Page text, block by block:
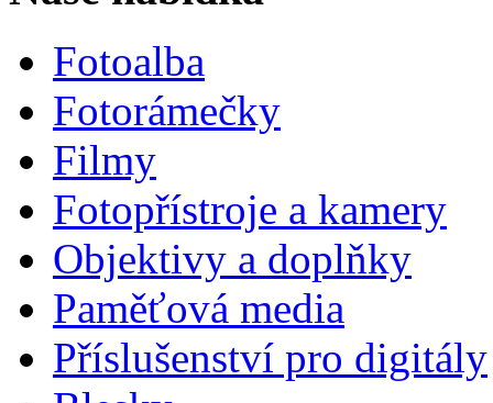
Fotoalba
Fotorámečky
Filmy
Fotopřístroje a kamery
Objektivy a doplňky
Paměťová media
Příslušenství pro digitály